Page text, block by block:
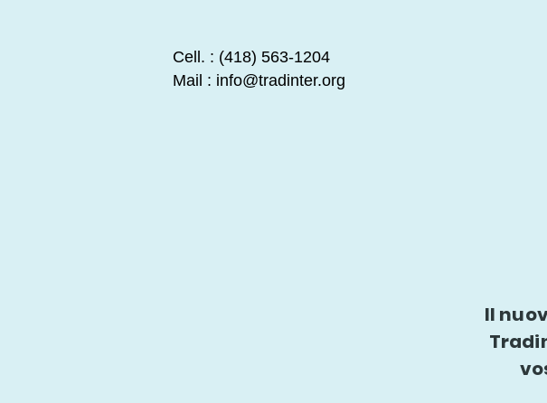
Cell. : (418) 563-1204
Mail : info@tradinter.org
Il